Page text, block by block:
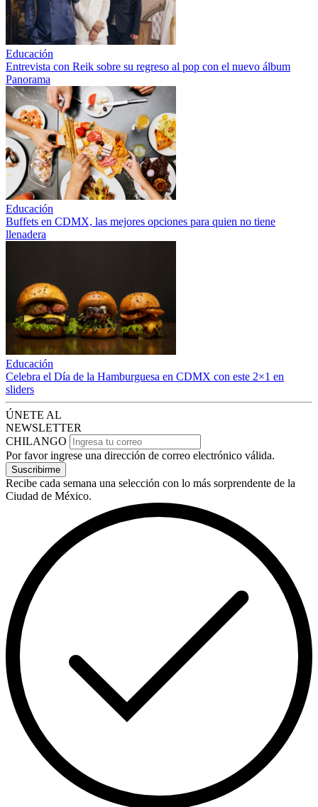
Educación
Entrevista con Reik sobre su regreso al pop con el nuevo álbum
Panorama
Educación
Buffets en CDMX, las mejores opciones para quien no tiene
llenadera
Educación
Celebra el Día de la Hamburguesa en CDMX con este 2×1 en
sliders
ÚNETE AL
NEWSLETTER
CHILANGO
Por favor ingrese una dirección de correo electrónico válida.
Suscribirme
Recibe cada semana una selección con lo más sorprendente de la
Ciudad de México.